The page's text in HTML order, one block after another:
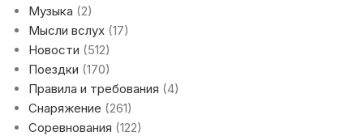
Музыка (2)
Мысли вслух(17)
Новости (512)
Поездки (170)
Правила и требования (4)
Снаряжение (261)
Соревнования (122)